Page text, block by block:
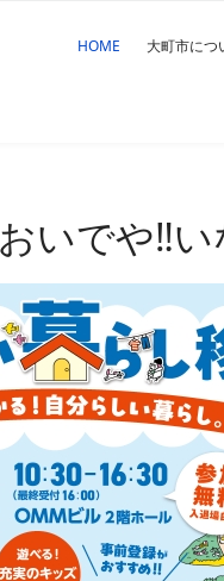
HOME 大町市につ
おいでや‼